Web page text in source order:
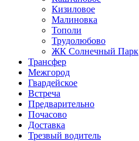
Кизиловое
Малиновка
Тополи
Трудолюбово
ЖК Солнечный Парк
Трансфер
Межгород
Гвардейское
Встреча
Предварительно
Почасово
Доставка
Трезвый водитель